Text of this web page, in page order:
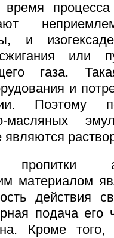
время
и
или
газа.
и
Поэтому
масляных
являются
материалом
действия
подача его
Кроме того,